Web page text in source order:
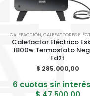
CALEFACCIÓN,CALEFACTORES
Calefactor Eléctrico
1800w Termostato
Fd2t
$ 285.000,00
6 cuotas sin